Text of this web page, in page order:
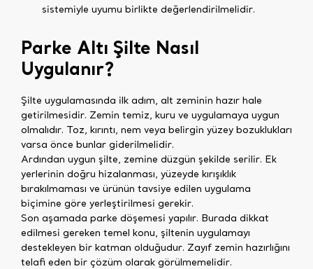
sistemiyle uyumu birlikte değerlendirilmelidir.
Parke Altı Şilte Nasıl
Uygulanır?
Şilte uygulamasında ilk adım, alt zeminin hazır hale
getirilmesidir. Zemin temiz, kuru ve uygulamaya uygun
olmalıdır. Toz, kırıntı, nem veya belirgin yüzey bozuklukları
varsa önce bunlar giderilmelidir.
Ardından uygun şilte, zemine düzgün şekilde serilir. Ek
yerlerinin doğru hizalanması, yüzeyde kırışıklık
bırakılmaması ve ürünün tavsiye edilen uygulama
biçimine göre yerleştirilmesi gerekir.
Son aşamada parke döşemesi yapılır. Burada dikkat
edilmesi gereken temel konu, şiltenin uygulamayı
destekleyen bir katman olduğudur. Zayıf zemin hazırlığını
telafi eden bir çözüm olarak görülmemelidir.